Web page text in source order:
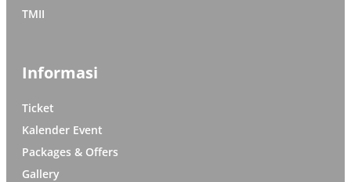
TMII
Informasi
Ticket
Kalender Event
Packages & Offers
Gallery